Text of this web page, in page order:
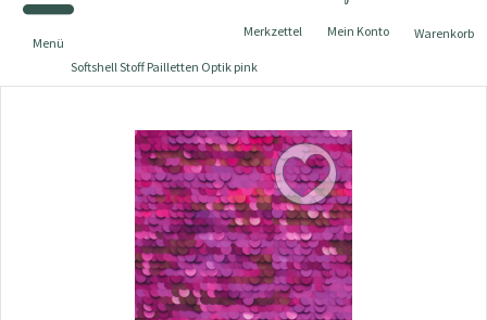
Warenkorb
Merkzettel Mein Konto
Menü
Softshell Stoff Pailletten Optik pink